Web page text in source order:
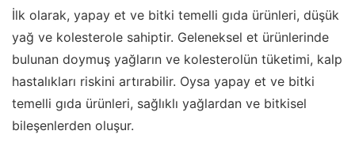
İlk olarak, yapay et ve bitki temelli gıda ürünleri, düşük
yağ ve kolesterole sahiptir. Geleneksel et ürünlerinde
bulunan doymuş yağların ve kolesterolün tüketimi, kalp
hastalıkları riskini artırabilir. Oysa yapay et ve bitki
temelli gıda ürünleri, sağlıklı yağlardan ve bitkisel
bileşenlerden oluşur.